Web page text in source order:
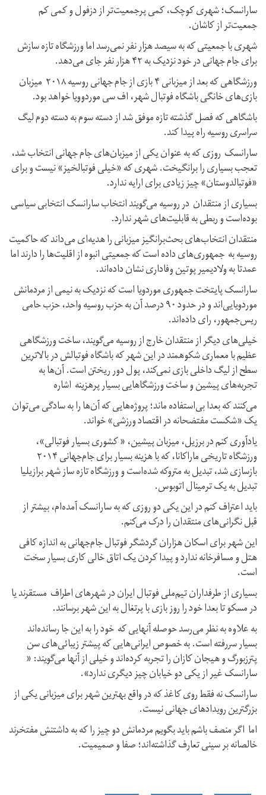
سارانسک؛ شهری کوچک، کمی‌ پرجمعیت‌تر از دزفول و کمی کم
جمعیت‌تر از کاشان.
شهری با جمعیتی که به سیصد هزار نفر نمی‌‌رسد اما ورزشگاه تازه سازش
برای جام جهانی‌ در خود نزدیک به ۴۲ هزار نفر جای می‌دهد.
ورزشگاهی که بعد از میزبانی ۴ بازی از جام جهانی‌ روسیه ۲۰۱۸ میزبان
بازی‌های خانگی باشگاه فوتبال شهر، اف سی‌ موردوویا خواهد بود.
باشگاهی که فصل گذشته تازه موفق شد از دسته سوم به دسته دوم لیگ
سراسری روسیه راه پیدا کند.
سارانسک روزی که به عنوان یکی‌ از میزبان‌های جام جهانی‌ انتخاب شد،
تعجب بسیاری را برانگیخت. شهری که «خیلی فوتبالخیز» نیست و برای
«فوتبالدوستان» چیز زیادی برای ارایه ندارد.
بسیاری از منتقدان در روسیه می‌‌گویند انتخاب سارانسک انتخابی سیاسی
بوده‌است و ربطی به قابلیت‌های شهر ندارد.
منتقدان انتخاب‌های بحث‌برانگیز میزبانی را هدیه‌ای می‌داند که حاکمیت
روسیه به جمهوری‌های داده‌ است که جمعیتی انبوه از اقلیت‌ها را دارند اما
عمدتا به ولادیمیر پوتین وفاداری نشان داده‌اند.
سارانسک پایتخت جمهوری موردویا است که نزدیک به نیمی از مردمانش
موردویایی‌اند و در حدود ۹۰ درصد آن به حزب روسیه واحد، حزب حامی
ریس‌جمهور، رای داده‌اند.
خیلی‌های دیگر از منتقدان خارج از روسیه می‌‌گویند، ساخت ورزشگاهی
عظیم با معماری شکوهمند در این شهر که باشگاه فوتبالش در بالاترین
سطح از لیگ داخلی بازی نمی‌‌کند، پول دور ریختن است. آن‌ها به
تجربه‌های پیشین و ساخت ورزشگا‌هایی بسیار پرهزینه اشاره
می‌‌کنند که بعدا بی‌استفاده ماند؛ پروژه‌هایی که آن‌ها را به سادگی می‌توان
یک «شکست مفتضحانه در اقتصاد ورزشی» خواند.
یادآوری کنم در برزیل، میزبان پیشین، « کشوری بسیار فوتبالی»،
ورزشگاه تاریخی ماراکانا، که با هزینه بسیار برای جام‌جهانی ۲۰۱۴
بازسازی شد، تبدیل به متروکه شده‌است و ورزشگاه تازه ساز شهر برازیلیا
تبدیل به یک ترمینال اتوبوس.
باید اعتراف کنم در این یکی‌ دو روزی که به سارانسک آمده‌ام، بیشتر از
قبل نگرانی‌های منتقدان را درک می‌کنم.
این شهر برای اسکان هزاران گردشگر فوتبال جام‌جهانی به اندازه کافی‌
هتل و مسافرخانه ندارد و پیدا کردن یک اتاق خالی کاری بسیار سخت
است.
بسیاری از طرفداران تیم‌ملی فوتبال ایران در شهرهای اطراف مستقرند یا
در مسکو تا بعدا خود را روز بازی با پرتغال به این شهر برسانند.
به علاوه به نظر می‌رسد حوصله آنهایی که خود را به این جا رسانده‌ا‌ند
بسیار سررفته‌ است. به خصوص ایرانی‌هایی‌ که پیشتر زیبائی‌های سن
پترزبورگ و هیجان کازان را تجربه کرده‌اند و خیلی‌ از آنها می‌گویند: «
سارانسک غیر از یکی‌ دو خیابان چیز دیگری ندارد».
سارانسک نه فقط روی کاغذ که در واقع بهترین شهر برای میزبانی یکی از
بزرگترین رویداد‌های جهانی نیست.
اما اگر منصف باشم باید بگویم مردمانش دو چیز را که به داشتنش مفتخرند
خالصانه بر سینی تعارف گذاشته‌اند؛ صفا و صمیمیت.